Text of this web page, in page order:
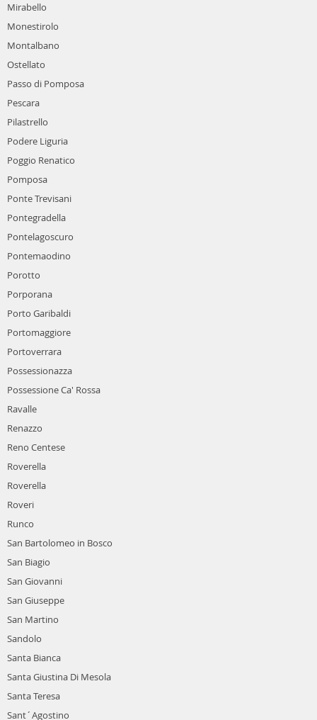
Mirabello
Monestirolo
Montalbano
Ostellato
Passo di Pomposa
Pescara
Pilastrello
Podere Liguria
Poggio Renatico
Pomposa
Ponte Trevisani
Pontegradella
Pontelagoscuro
Pontemaodino
Porotto
Porporana
Porto Garibaldi
Portomaggiore
Portoverrara
Possessionazza
Possessione Ca' Rossa
Ravalle
Renazzo
Reno Centese
Roverella
Roverella
Roveri
Runco
San Bartolomeo in Bosco
San Biagio
San Giovanni
San Giuseppe
San Martino
Sandolo
Santa Bianca
Santa Giustina Di Mesola
Santa Teresa
Sant´Agostino